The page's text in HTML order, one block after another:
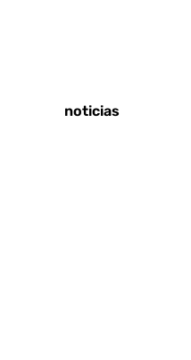
Últimas noticias